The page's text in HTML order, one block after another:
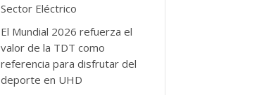
Sector Eléctrico
El Mundial 2026 refuerza el
valor de la TDT como
referencia para disfrutar del
deporte en UHD